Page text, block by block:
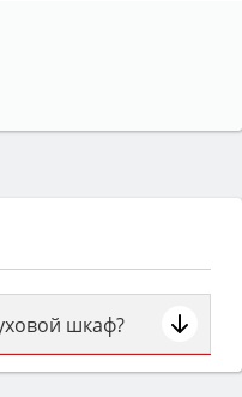
шкаф?
(газовый или